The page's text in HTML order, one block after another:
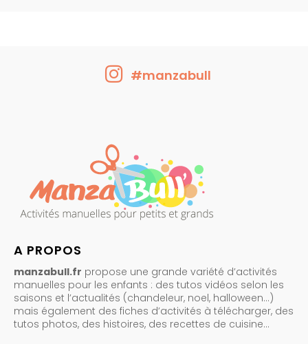
#manzabull
A PROPOS
manzabull.fr propose une grande variété d’activités
manuelles pour les enfants : des tutos vidéos selon les
saisons et l’actualités (chandeleur, noel, halloween…)
mais également des fiches d’activités à télécharger, des
tutos photos, des histoires, des recettes de cuisine…